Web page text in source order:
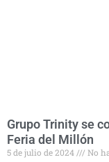
Grupo Trinity se
Feria del Millón
5 de julio de 2024
No